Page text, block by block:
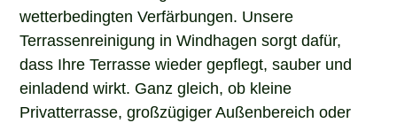
wetterbedingten Verfärbungen. Unsere
Terrassenreinigung in Windhagen sorgt dafür,
dass Ihre Terrasse wieder gepflegt, sauber und
einladend wirkt. Ganz gleich, ob kleine
Privatterrasse, großzügiger Außenbereich oder